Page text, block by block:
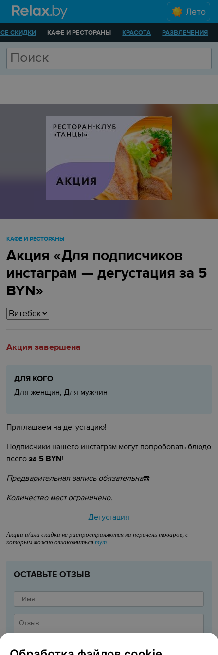
Лето
СКИДКИ КАФЕ И РЕСТОРАНЫ КРАСОТА РАЗВЛЕЧЕНИЯ
КАФЕ И РЕСТОРАНЫ
Акция «Для подписчиков
инстаграм — дегустация за 5
BYN»
Акция завершена
ДЛЯ КОГО
Для женщин, Для мужчин
Приглашаем на дегустацию!
Подписчики нашего инстаграм могут попробовать блюдо
всего за 5 BYN!
Предварительная запись обязательна☎️️️
Количество мест ограничено.
Дегустация
Акции и/или скидки не распространяются на перечень товаров, с
которым можно ознакомитьсятут.
ОСТАВЬТЕ ОТЗЫВ